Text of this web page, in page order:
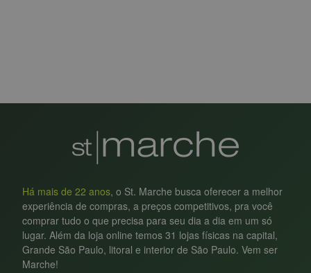
Há mais de 22 anos, o St. Marche busca oferecer a melhor
experiência de compras, a preços competitivos, pra você
comprar tudo o que precisa para seu dia a dia em um só
lugar. Além da loja online temos 31 lojas físicas na capital,
Grande São Paulo, litoral e interior de São Paulo. Vem ser
Marche!